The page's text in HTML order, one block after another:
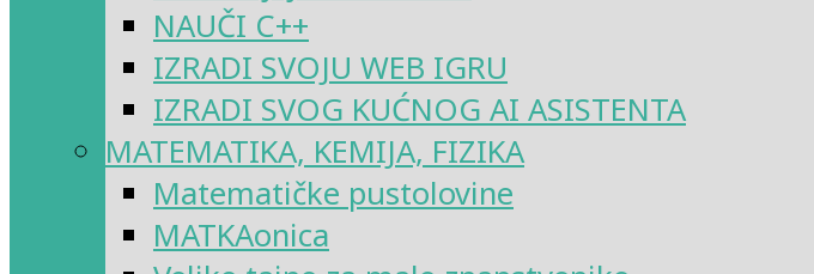
NAUČI C++
IZRADI SVOJU WEB IGRU
IZRADI SVOG KUĆNOG AI ASISTENTA
MATEMATIKA, KEMIJA, FIZIKA
Matematičke pustolovine
MATKAonica